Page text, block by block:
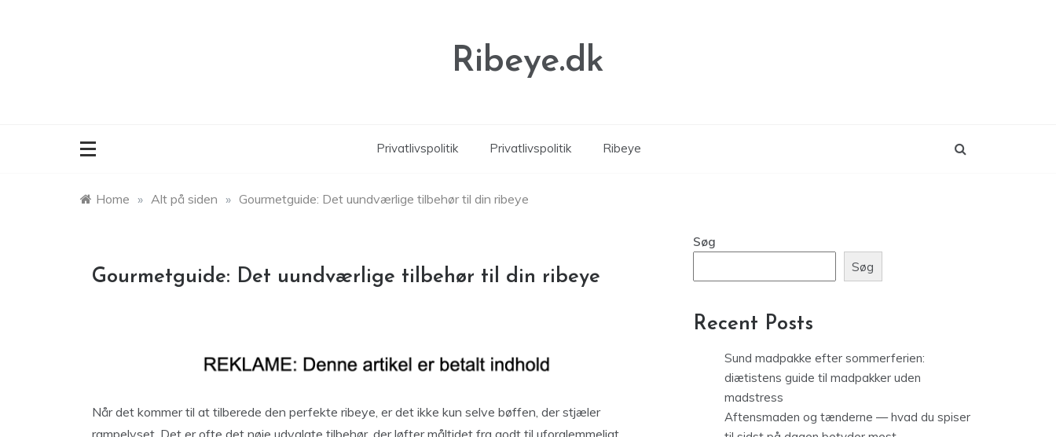
Ribeye.dk
Privatlivspolitik Privatlivspolitik Ribeye
Home » Alt på siden » Gourmetguide: Det uundværlige tilbehør til din ribeye
Gourmetguide: Det uundværlige tilbehør til din ribeye
Når det kommer til at tilberede den perfekte ribeye, er det ikke kun selve bøffen, der stjæler
rampelyset. Det er ofte det nøje udvalgte tilbehør, der løfter måltidet fra godt til uforglemmeligt.
Søg
Søg
Recent Posts
Sund madpakke efter sommerferien:
diætistens guide til madpakker uden
madstress
Aftensmaden og tænderne — hvad du spiser